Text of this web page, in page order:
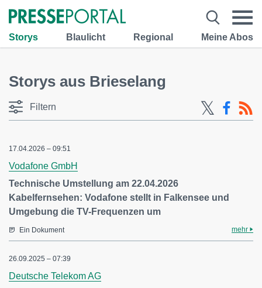
Storys Blaulicht Regional Meine Abos
Storys aus Brieselang
Filtern
17.04.2026 – 09:51
Vodafone GmbH
Technische Umstellung am 22.04.2026
Kabelfernsehen: Vodafone stellt in Falkensee und
Umgebung die TV-Frequenzen um
Ein Dokument mehr
26.09.2025 – 07:39
Deutsche Telekom AG